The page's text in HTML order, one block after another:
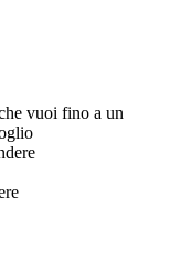
vuoi fino a un